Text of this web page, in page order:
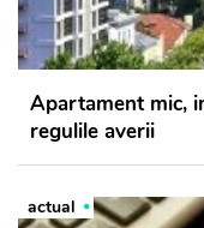
Apartament mic,
regulile averii
actual